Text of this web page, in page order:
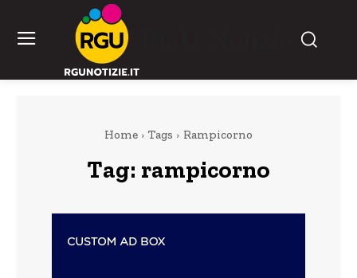
Home Tags Rampicorno
Tag: rampicorno